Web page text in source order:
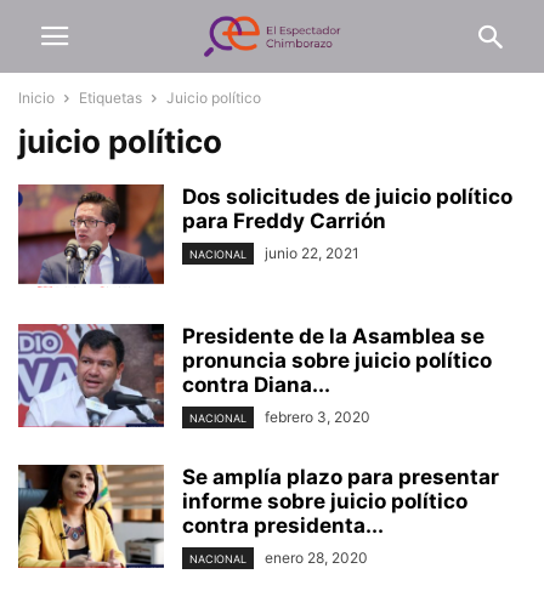
Inicio Etiquetas Juicio político
juicio político
Dos solicitudes de juicio político
para Freddy Carrión
NACIONAL junio 22, 2021
Presidente de la Asamblea se
pronuncia sobre juicio político
contra Diana...
NACIONAL febrero 3, 2020
Se amplía plazo para presentar
informe sobre juicio político
contra presidenta...
NACIONAL enero 28, 2020